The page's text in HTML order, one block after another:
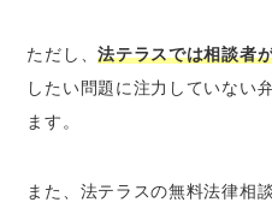
ただし、法テラスでは相談者
したい問題に注力していない
ます。
また、法テラスの無料法律相